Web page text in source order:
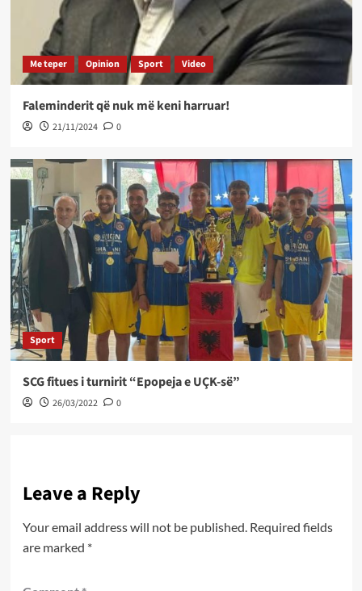
Me teper Opinion Sport Video
Faleminderit që nuk më keni harruar!
21/11/2024 0
Sport
SCG fitues i turnirit “Epopeja e UÇK-së”
26/03/2022 0
Leave a Reply
Your email address will not be published. Required fields
are marked *